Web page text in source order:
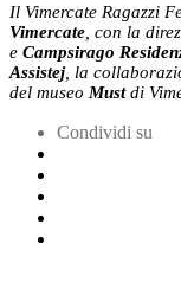
Il Vimercate Ragazzi
Vimercate , con la
e Campsirago
Assistej, la
del museo Mustdi
Condividi su